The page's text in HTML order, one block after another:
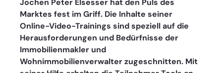
Jochen Peter Elsesser hat den Puls des
Marktes fest im Griff. Die Inhalte seiner
Online-Video-Trainings sind speziell auf die
Herausforderungen und Bedürfnisse der
Immobilienmakler und
Wohnimmobilienverwalter zugeschnitten. Mit